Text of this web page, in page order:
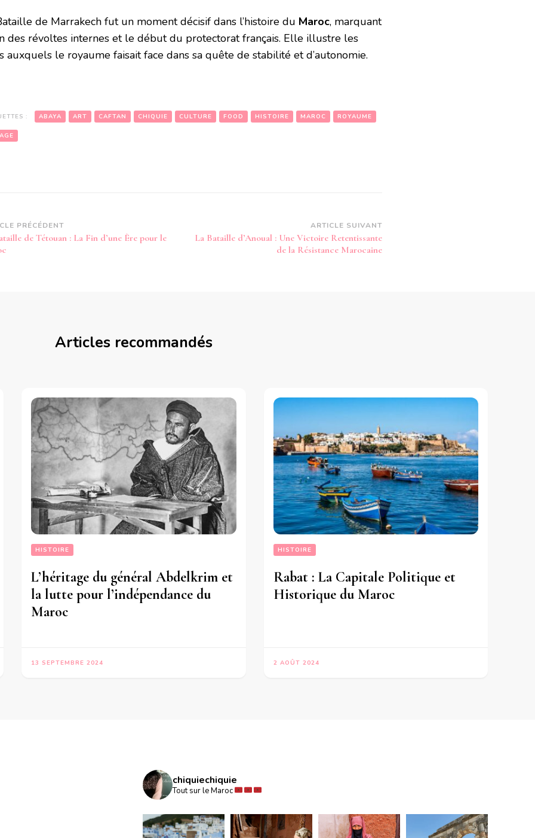
de Marrakech fut un moment décisif dans l’histoire du Maroc, marquant
des révoltes internes et le début du protectorat français. Elle illustre les
auxquels le royaume faisait face dans sa quête de stabilité et d’autonomie.
: ABAYA ART CAFTAN CHIQUIE CULTURE FOOD HISTOIRE MAROC ROYAUME
PRÉCÉDENT
de Tétouan : La Fin d’une Ère pour le
ARTICLE SUIVANT
La Bataille d’Anoual : Une Victoire Retentissante
de la Résistance Marocaine
Articles recommandés
HISTOIRE
L’héritage du général Abdelkrim et
la lutte pour l’indépendance du
Maroc
13 SEPTEMBRE 2024
HISTOIRE
Rabat : La Capitale Politique et
Historique du Maroc
2 AOÛT 2024
chiquiechiquie
Tout sur le Maroc